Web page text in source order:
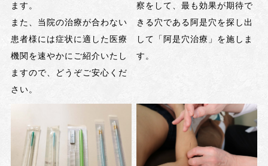
ます。
また、当院の治療が合わない
患者様には症状に適した医療
機関を速やかにご紹介いたし
ますので、どうぞご安心くだ
さい。
察をして、最も効果が期待で
きる穴である阿是穴を探し出
して「阿是穴治療」を施しま
す。